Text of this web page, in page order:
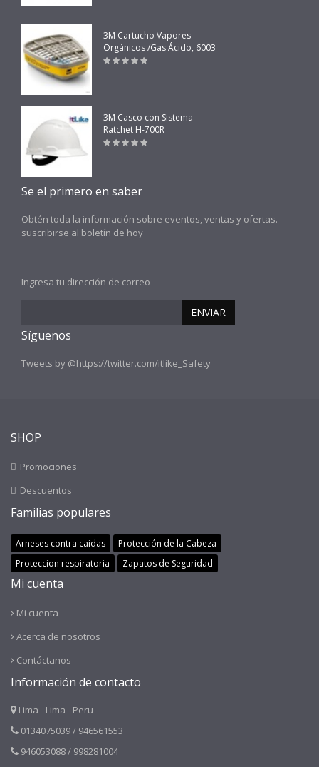
3M Cartucho Vapores
Orgánicos /Gas Ácido, 6003
3M Casco con Sistema
Ratchet H-700R
Se el primero en saber
Obtén toda la información sobre eventos, ventas y ofertas.
suscribirse al boletín de hoy
Ingresa tu dirección de correo
ENVIAR
Síguenos
Tweets by @https://twitter.com/itlike_Safety
SHOP
Promociones
Descuentos
Familias populares
Arneses contra caidas
Protección de la Cabeza
Proteccion respiratoria
Zapatos de Seguridad
Mi cuenta
Mi cuenta
Acerca de nosotros
Contáctanos
Información de contacto
Lima - Lima - Peru
0134075039 / 946561553
946053088 / 998281004